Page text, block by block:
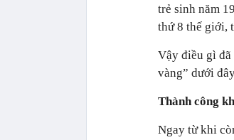
trẻ sinh năm
thứ 8 thế giới,
Vậy điều gì đã
vàng” dưới
Thành công
Ngay từ khi